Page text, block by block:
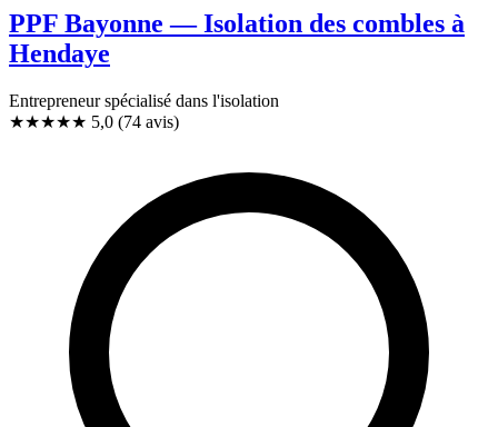
PPF Bayonne — Isolation des combles à
Hendaye
Entrepreneur spécialisé dans l'isolation
★★★★★ 5,0 (74 avis)